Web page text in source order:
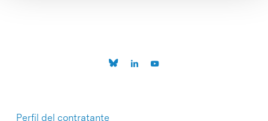
Perfil del contratante